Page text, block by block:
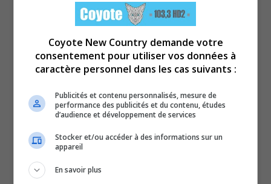
Coyote New Country demande votre
consentement pour utiliser vos données à
caractère personnel dans les cas suivants :
Publicités et contenu personnalisés, mesure de
performance des publicités et du contenu, études
d’audience et développement de services
Stocker et/ou accéder à des informations sur un
appareil
En savoir plus